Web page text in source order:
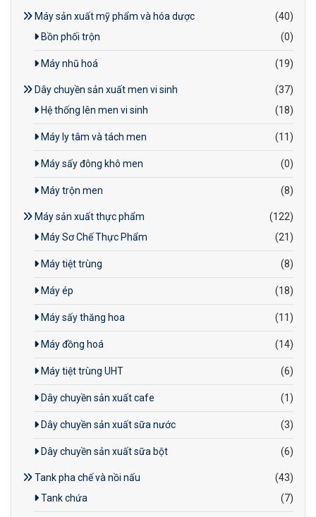
Máy sản xuất mỹ phẩm và hóa dược
(40)
Bồn phối trộn
(0)
Máy nhũ hoá (19)
Dây chuyền sản xuất men vi sinh
(37)
Hệ thống lên men vi sinh
(18)
Máy ly tâm và tách men (11)
Máy sấy đông khô men (0)
Máy trộn men (8)
Máy sản xuất thực phẩm
(122)
Máy Sơ Chế Thực Phẩm
(21)
Máy tiệt trùng (8)
Máy ép (18)
Máy sấy thăng hoa (11)
Máy đồng hoá (14)
Máy tiệt trùng UHT (6)
Dây chuyền sản xuất cafe (1)
Dây chuyền sản xuất sữa nước (3)
Dây chuyền sản xuất sữa bột (6)
Tank pha chế và nồi nấu
(43)
Tank chứa
(7)